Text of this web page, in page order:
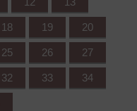
18 19 20
25 26 27
32 33 34